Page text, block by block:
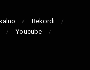
Rekordi
Youcube